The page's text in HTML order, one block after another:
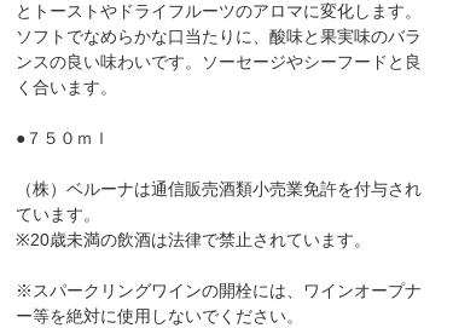
とトーストやドライフルーツのアロマに変化します。
ソフトでなめらかな口当たりに、酸味と果実味のバラ
ンスの良い味わいです。ソーセージやシーフードと良
く合います。
●７５０ｍｌ
（株）ベルーナは通信販売酒類小売業免許を付与され
ています。
※20歳未満の飲酒は法律で禁止されています。
※スパークリングワインの開栓には、ワインオープナ
ー等を絶対に使用しないでください。